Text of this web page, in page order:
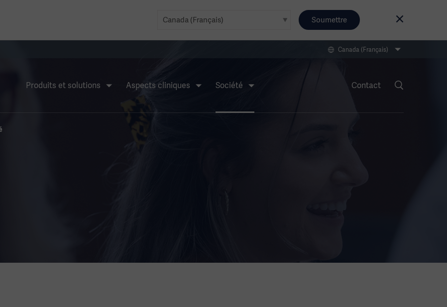
Soumettre
Canada (Français)
Produits et solutions Aspects cliniques Société Contact